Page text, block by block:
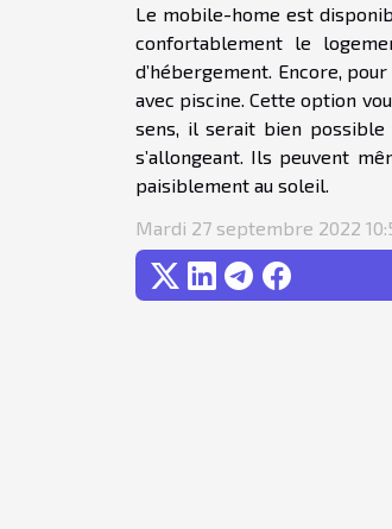
Le mobile-home est
confortablement le
d’hébergement. Encore,
avec piscine. Cette option
sens, il serait bien possible
s’allongeant. Ils peuvent
paisiblement au soleil.
Mardi 27 septembre 2022